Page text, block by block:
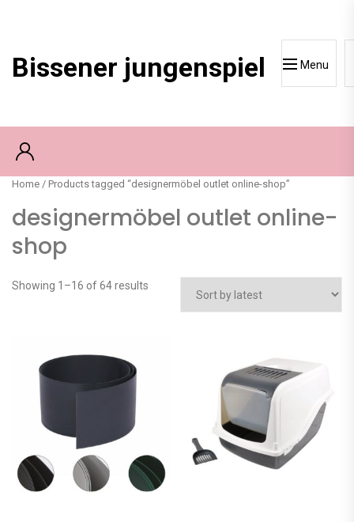
Bissener jungenspiel Menu
Home / Products tagged “designermöbel outlet online-shop”
designermöbel outlet online-
shop
Showing 1–16 of 64 results